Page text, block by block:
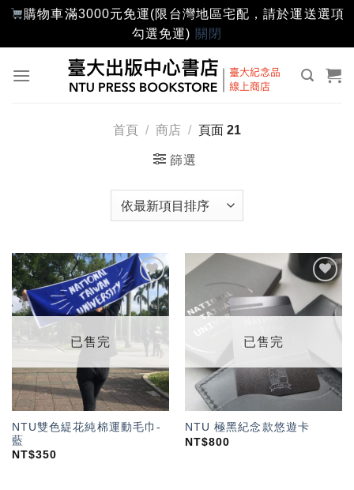
購物車滿3000元免運(限台灣地區宅配，請於運送選項
勾選免運) 關閉
首頁 / 商店 / 頁面 21
篩選
加入
「願
望輕
單」
已售完
NTU雙色緹花純棉運動毛巾-
藍
NT$350
加入
「願
望輕
已售完
NTU 極黑紀念款悠遊卡
NT$800